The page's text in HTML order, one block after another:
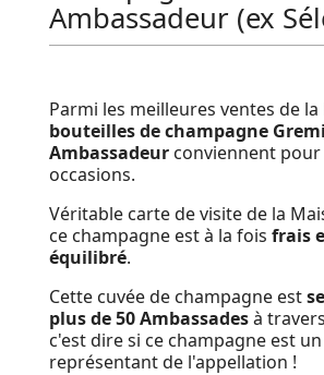
Ambassadeur (ex
Parmi les meilleures ventes de
bouteilles de champagne
Ambassadeur conviennent
occasions.
Véritable carte de visite de la
ce champagne est à la fois frais
équilibré.
Cette cuvée de champagne est
plus de 50 Ambassadesà
c'est dire si ce champagne est
représentant de l'appellation !